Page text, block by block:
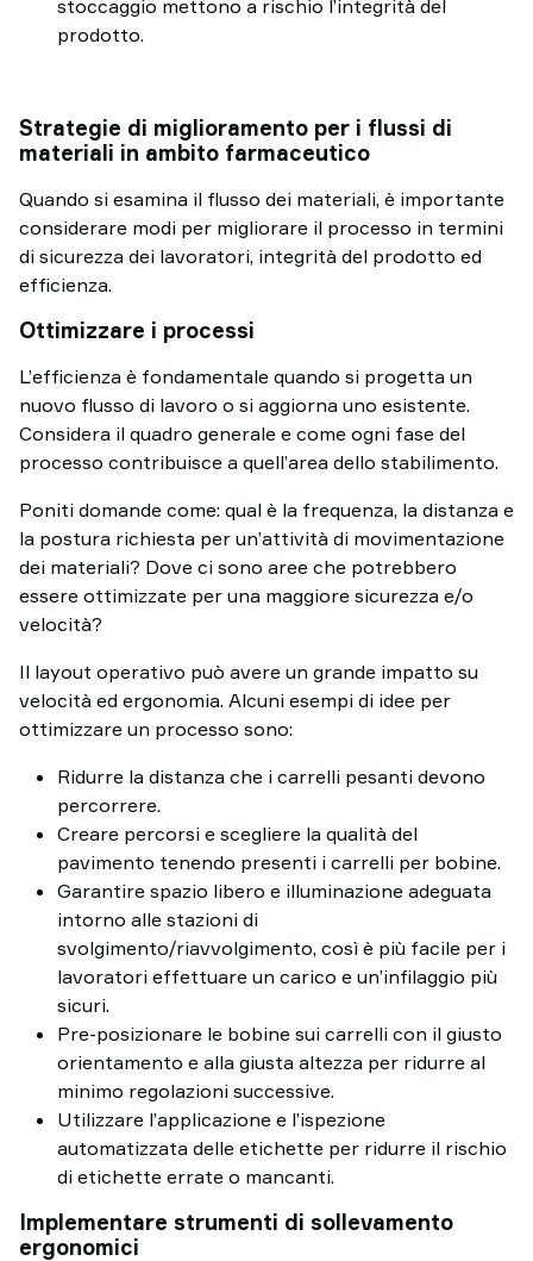
stoccaggio mettono a rischio l’integrità del
prodotto.
Strategie di miglioramento per i flussi di
materiali in ambito farmaceutico
Quando si esamina il flusso dei materiali, è importante
considerare modi per migliorare il processo in termini
di sicurezza dei lavoratori, integrità del prodotto ed
efficienza.
Ottimizzare i processi
L’efficienza è fondamentale quando si progetta un
nuovo flusso di lavoro o si aggiorna uno esistente.
Considera il quadro generale e come ogni fase del
processo contribuisce a quell’area dello stabilimento.
Poniti domande come: qual è la frequenza, la distanza e
la postura richiesta per un’attività di movimentazione
dei materiali? Dove ci sono aree che potrebbero
essere ottimizzate per una maggiore sicurezza e/o
velocità?
Il layout operativo può avere un grande impatto su
velocità ed ergonomia. Alcuni esempi di idee per
ottimizzare un processo sono:
Ridurre la distanza che i carrelli pesanti devono
percorrere.
Creare percorsi e scegliere la qualità del
pavimento tenendo presenti i carrelli per bobine.
Garantire spazio libero e illuminazione adeguata
intorno alle stazioni di
svolgimento/riavvolgimento, così è più facile per i
lavoratori effettuare un carico e un’infilaggio più
sicuri.
Pre-posizionare le bobine sui carrelli con il giusto
orientamento e alla giusta altezza per ridurre al
minimo regolazioni successive.
Utilizzare l’applicazione e l’ispezione
automatizzata delle etichette per ridurre il rischio
di etichette errate o mancanti.
Implementare strumenti di sollevamento
ergonomici